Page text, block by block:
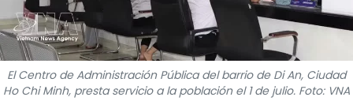
¿QUIÉNES SOMOS?
TIẾNG VIỆT
ENGLISH
El Centro de Administración Pública del barrio de Di An, Ciudad
Ho Chi Minh, presta servicio a la población el 1 de julio. Foto: VNA